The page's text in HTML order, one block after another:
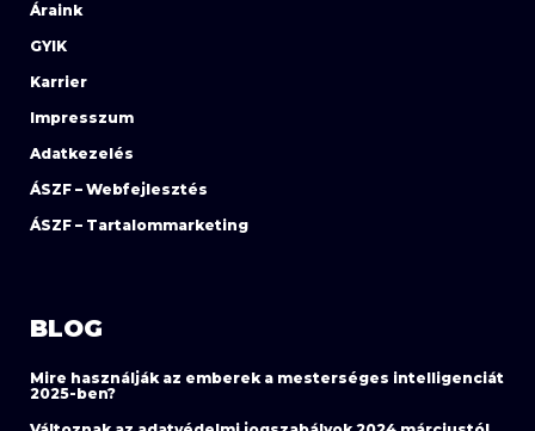
Áraink
GYIK
Karrier
Impresszum
Adatkezelés
ÁSZF – Webfejlesztés
ÁSZF – Tartalommarketing
BLOG
Mire használják az emberek a mesterséges intelligenciát
2025-ben?